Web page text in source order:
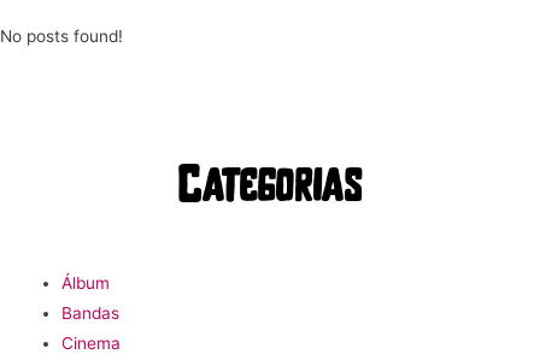
No posts found!
Categorias
Álbum
Bandas
Cinema